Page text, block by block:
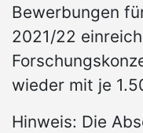
Bewerbungen
2021/22
wieder mit je
Hinweis: Die